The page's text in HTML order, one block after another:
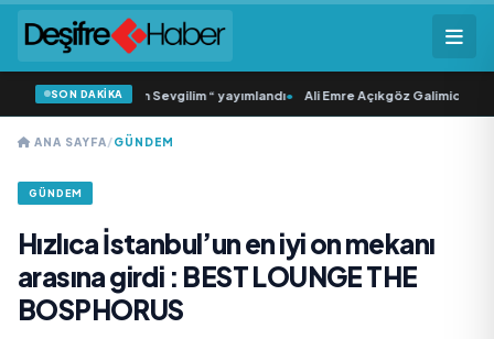
SON DAKİKA
Tekli “Donacaksın Sevgilim “ yayımlandı• Ali Emre Açıkgöz Galimidi, Eski
ANA SAYFA/GÜNDEM
GÜNDEM
Hızlıca İstanbul’un en iyi on mekanı
arasına girdi : BEST LOUNGE THE
BOSPHORUS